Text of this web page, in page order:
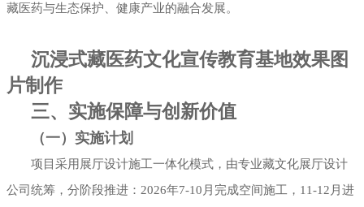
藏医药与生态保护、健康产业的融合发展。
沉浸式藏医药文化宣传教育基地效果图
片制作
三、实施保障与创新价值
（一）实施计划
项目采用展厅设计施工一体化模式，由专业藏文化展厅设计
公司统筹，分阶段推进：2026年7-10月完成空间施工，11-12月进